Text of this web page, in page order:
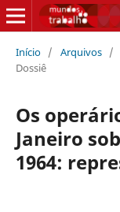
Início / Arquivos /
Dossiê
Os
Janeiro
1964: